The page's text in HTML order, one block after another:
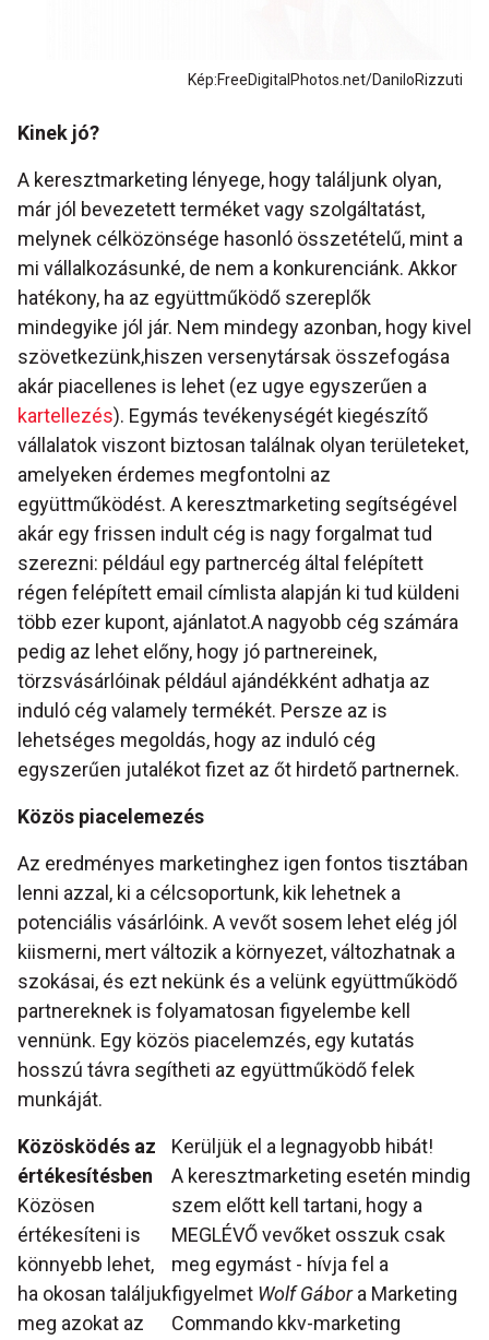
Kép:FreeDigitalPhotos.net/DaniloRizzuti
Kinek jó?
A keresztmarketing lényege, hogy találjunk olyan,
már jól bevezetett terméket vagy szolgáltatást,
melynek célközönsége hasonló összetételű, mint a
mi vállalkozásunké, de nem a konkurenciánk. Akkor
hatékony, ha az együttműködő szereplők
mindegyike jól jár. Nem mindegy azonban, hogy kivel
szövetkezünk,hiszen versenytársak összefogása
akár piacellenes is lehet (ez ugye egyszerűen a
kartellezés). Egymás tevékenységét kiegészítő
vállalatok viszont biztosan találnak olyan területeket,
amelyeken érdemes megfontolni az
együttműködést. A keresztmarketing segítségével
akár egy frissen indult cég is nagy forgalmat tud
szerezni: például egy partnercég által felépített
régen felépített email címlista alapján ki tud küldeni
több ezer kupont, ajánlatot.A nagyobb cég számára
pedig az lehet előny, hogy jó partnereinek,
törzsvásárlóinak például ajándékként adhatja az
induló cég valamely termékét. Persze az is
lehetséges megoldás, hogy az induló cég
egyszerűen jutalékot fizet az őt hirdető partnernek.
Közös piacelemezés
Az eredményes marketinghez igen fontos tisztában
lenni azzal, ki a célcsoportunk, kik lehetnek a
potenciális vásárlóink. A vevőt sosem lehet elég jól
kiismerni, mert változik a környezet, változhatnak a
szokásai, és ezt nekünk és a velünk együttműködő
partnereknek is folyamatosan figyelembe kell
vennünk. Egy közös piacelemzés, egy kutatás
hosszú távra segítheti az együttműködő felek
munkáját.
Kerüljük el a legnagyobb hibát!
A keresztmarketing esetén mindig
szem előtt kell tartani, hogy a
MEGLÉVŐ vevőket osszuk csak
meg egymást - hívja fel a
figyelmet Wolf Gábora Marketing
Commando kkv-marketing
Közösködés az
értékesítésben
Közösen
értékesíteni is
könnyebb lehet,
ha okosan találjuk
meg azokat az